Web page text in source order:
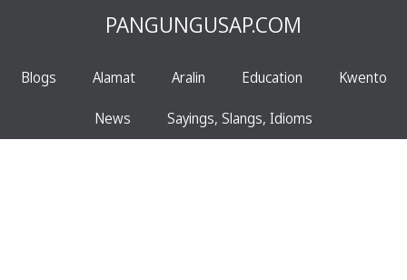
PANGUNGUSAP.COM
Blogs Alamat Aralin Education Kwento
News Sayings, Slangs, Idioms